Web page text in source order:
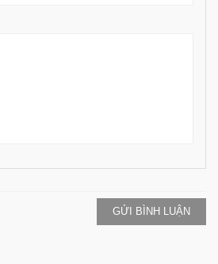
GỬI BÌNH LUẬN